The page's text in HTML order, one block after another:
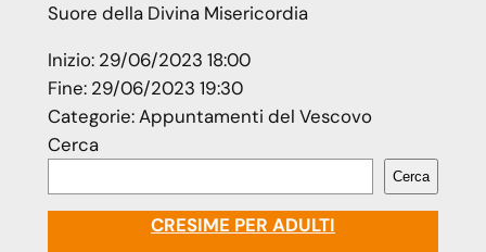
Suore della Divina Misericordia
Inizio: 29/06/2023 18:00
Fine: 29/06/2023 19:30
Categorie:Appuntamenti del Vescovo
Cerca
Cerca
CRESIME PER ADULTI